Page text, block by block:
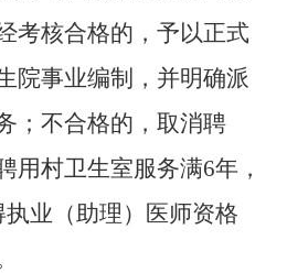
考核合格的，予以正式
院事业编制，并明确派
；不合格的，取消聘
用村卫生室服务满6年，
业（助理）医师资格